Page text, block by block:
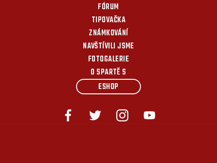
FÓRUM
TIPOVAČKA
ZNÁMKOVÁNÍ
NAVŠTÍVILI JSME
FOTOGALERIE
O SPARTĚ S
ESHOP